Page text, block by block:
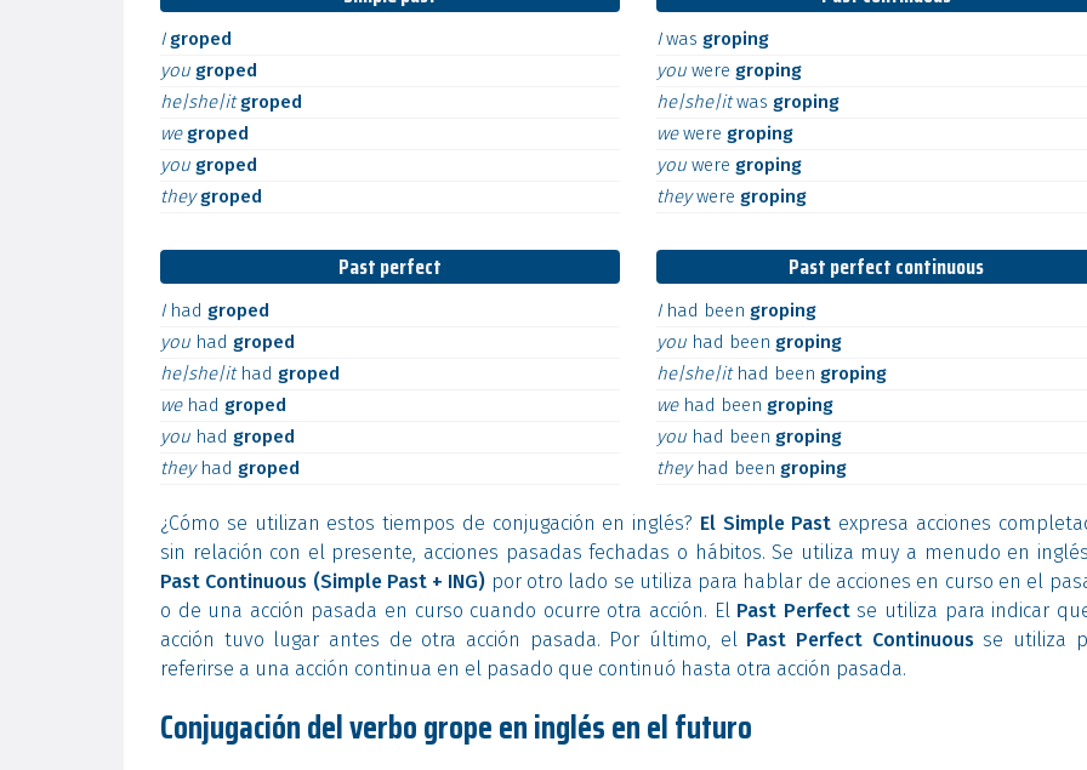
I groped
you groped
he|she|itgroped
we groped
you groped
theygroped
Iwas groping
you were groping
he|she|itwas groping
wewere groping
you were groping
theywere groping
Past perfect
I had groped
you had groped
he|she|it had groped
we had groped
you had groped
they had groped
Past perfect continuous
I had been groping
you had been groping
he|she|it had been groping
we had been groping
you had been groping
they had been groping
¿Cómo se utilizan estos tiempos de conjugación en inglés? El Simple Past expresa acciones
sin relación con el presente, acciones pasadas fechadas o hábitos. Se utiliza muy a menudo en
Past Continuous (Simple Past + ING) por otro lado se utiliza para hablar de acciones en curso en el
o de una acción pasada en curso cuando ocurre otra acción. El Past Perfectse utiliza para indicar
acción tuvo lugar antes de otra acción pasada. Por último, el Past Perfect Continuousse utiliza
referirse a una acción continua en el pasado que continuó hasta otra acción pasada.
Conjugación del verbo grope en inglés en el futuro